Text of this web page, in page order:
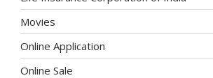
Movies
Online Application
Online Sale